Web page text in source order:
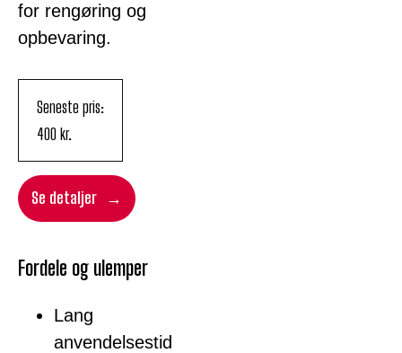
for rengøring og
opbevaring.
Fordele og ulemper
Lang
anvendelsestid
Seneste pris:
400kr.
Se detaljer